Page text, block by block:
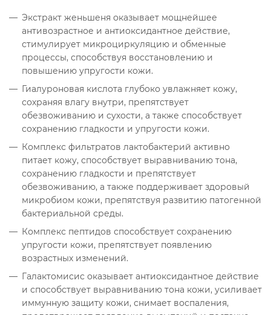
Экстракт женьшеня оказывает мощнейшее
антивозрастное и антиоксидантное действие,
стимулирует микроциркуляцию и обменные
процессы, способствуя восстановлению и
повышению упругости кожи.
Гиалуроновая кислота глубоко увлажняет кожу,
сохраняя влагу внутри, препятствует
обезвоживанию и сухости, а также способствует
сохранению гладкости и упругости кожи.
Комплекс фильтратов лактобактерий активно
питает кожу, способствует выравниванию тона,
сохранению гладкости и препятствует
обезвоживанию, а также поддерживает здоровый
микробиом кожи, препятствуя развитию патогенной
бактериальной среды.
Комплекс пептидов способствует сохранению
упругости кожи, препятствует появлению
возрастных изменений.
Галактомисис оказывает антиоксидантное действие
и способствует выравниванию тона кожи, усиливает
иммунную защиту кожи, снимает воспаления,